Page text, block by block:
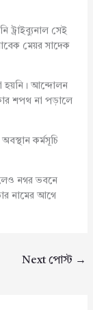
ট্রাইব্যুনাল সেই
মেয়র সাদেক
হয়নি। আন্দোলন
শপথ না পড়ালে
কর্মসূচি
নগর ভবনে
নামের আগে
Next পোস্ট →